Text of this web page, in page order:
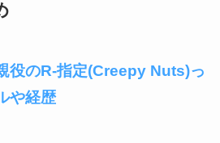
役のR-指定(Creepy Nuts)っ
や経歴